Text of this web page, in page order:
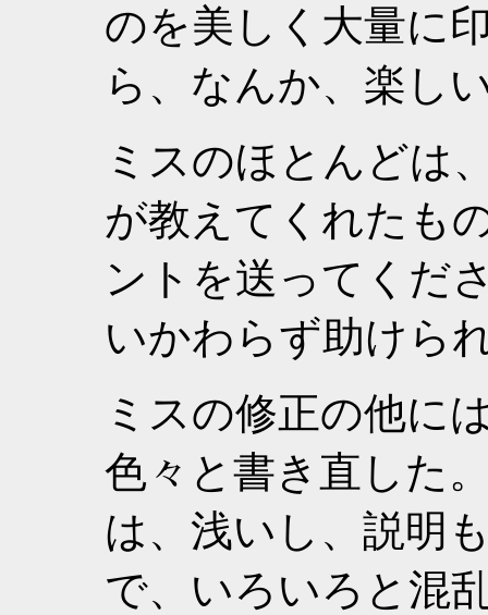
のを美しく大量に
ら、なんか、楽し
ミスのほとんどは
が教えてくれたも
ントを送ってくだ
いかわらず助けら
ミスの修正の他に
色々と書き直した
は、浅いし、説明
で、いろいろと混